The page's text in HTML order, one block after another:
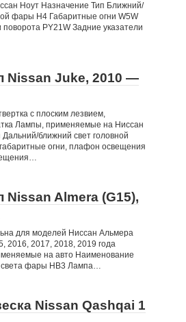
Ноут Назначение Тип Ближний/
фары Н4 Габаритные огни W5W
PY21W Задние указатели
Nissan Juke, 2010 —
с плоским лезвием,
Лампы, применяемые на Ниссан
ближний свет головной
огни, плафон освещения
Nissan Almera (G15),
для моделей Ниссан Альмера
2016, 2017, 2018, 2019 года
на авто Наименование
света фары HB3 Лампа…
Nissan Qashqai 1